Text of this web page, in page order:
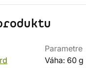
Parametre
Váha: 60 g